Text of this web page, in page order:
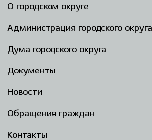
О городском округе
Администрация городского округа
Дума городского округа
Документы
Новости
Обращения граждан
Контакты